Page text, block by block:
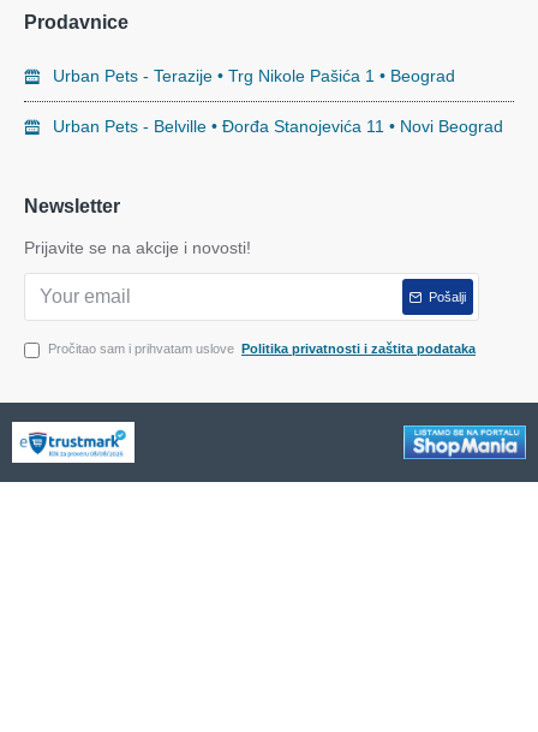
Prodavnice
Urban Pets - Terazije • Trg Nikole Pašića 1 • Beograd
Urban Pets - Belville • Đorđa Stanojevića 11 • Novi Beograd
Newsletter
Prijavite se na akcije i novosti!
Pošalji
Pročitao sam i prihvatam uslove Politika privatnosti i zaštita podataka